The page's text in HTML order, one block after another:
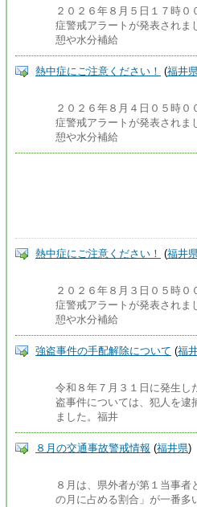
２０２６年８月５日１７時
症警戒アラートが発表されま
憩や水分補給
熱中症にご注意ください！ (福井
２０２６年８月４日０５時
症警戒アラートが発表されま
憩や水分補給
熱中症にご注意ください！ (福井
２０２６年８月３日０５時
症警戒アラートが発表されま
憩や水分補給
強盗事件の手配解除について (福
令和８年７月３１日に発生し
盗事件については、犯人を逮
ました。福井
８月の交通事故警戒情報 (福井県)
８月は、県外者が第１当事
の月に占める割合」が一番多